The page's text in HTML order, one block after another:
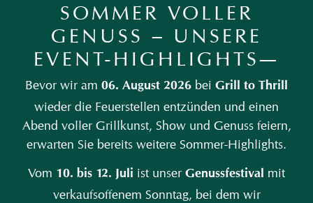
SOMMER VOLLER
GENUSS – UNSERE
EVENT-HIGHLIGHTS
Bevor wir am 06. August 2026 bei Grill to Thrill
wieder die Feuerstellen entzünden und einen
Abend voller Grillkunst, Show und Genuss feiern,
erwarten Sie bereits weitere Sommer-Highlights.
Vom 10. bis 12. Juli ist unser Genussfestival mit
verkaufsoffenem Sonntag, bei dem wir